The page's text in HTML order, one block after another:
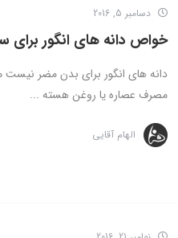
دسامبر 5, 2016
خواص دانه های انگور برای
دانه های انگور برای بدن مضر نیست
مصرف عصاره یا روغن هسته ...
الهام آقایی